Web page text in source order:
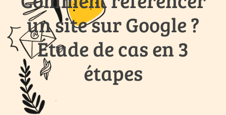
un site sur Google ?
Étude de cas en 3
étapes